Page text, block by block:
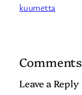
kuumetta
Comments
Leave a Reply